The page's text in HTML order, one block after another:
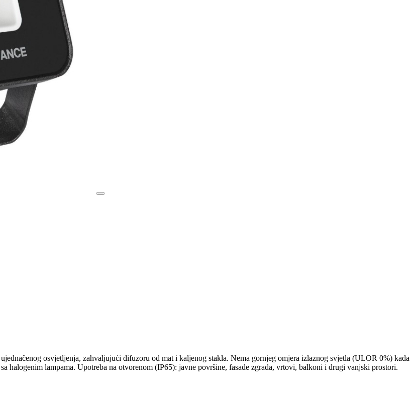
osvjetljenja, zahvaljujući difuzoru od mat i kaljenog stakla. Nema gornjeg omjera izlaznog svjetla (ULOR 0%) kada
halogenim lampama. Upotreba na otvorenom (IP65): javne površine, fasade zgrada, vrtovi, balkoni i drugi vanjski prostori.